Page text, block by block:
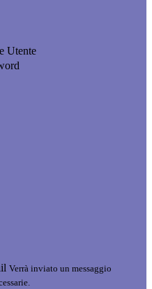
Utente
Verrà inviato un messaggio